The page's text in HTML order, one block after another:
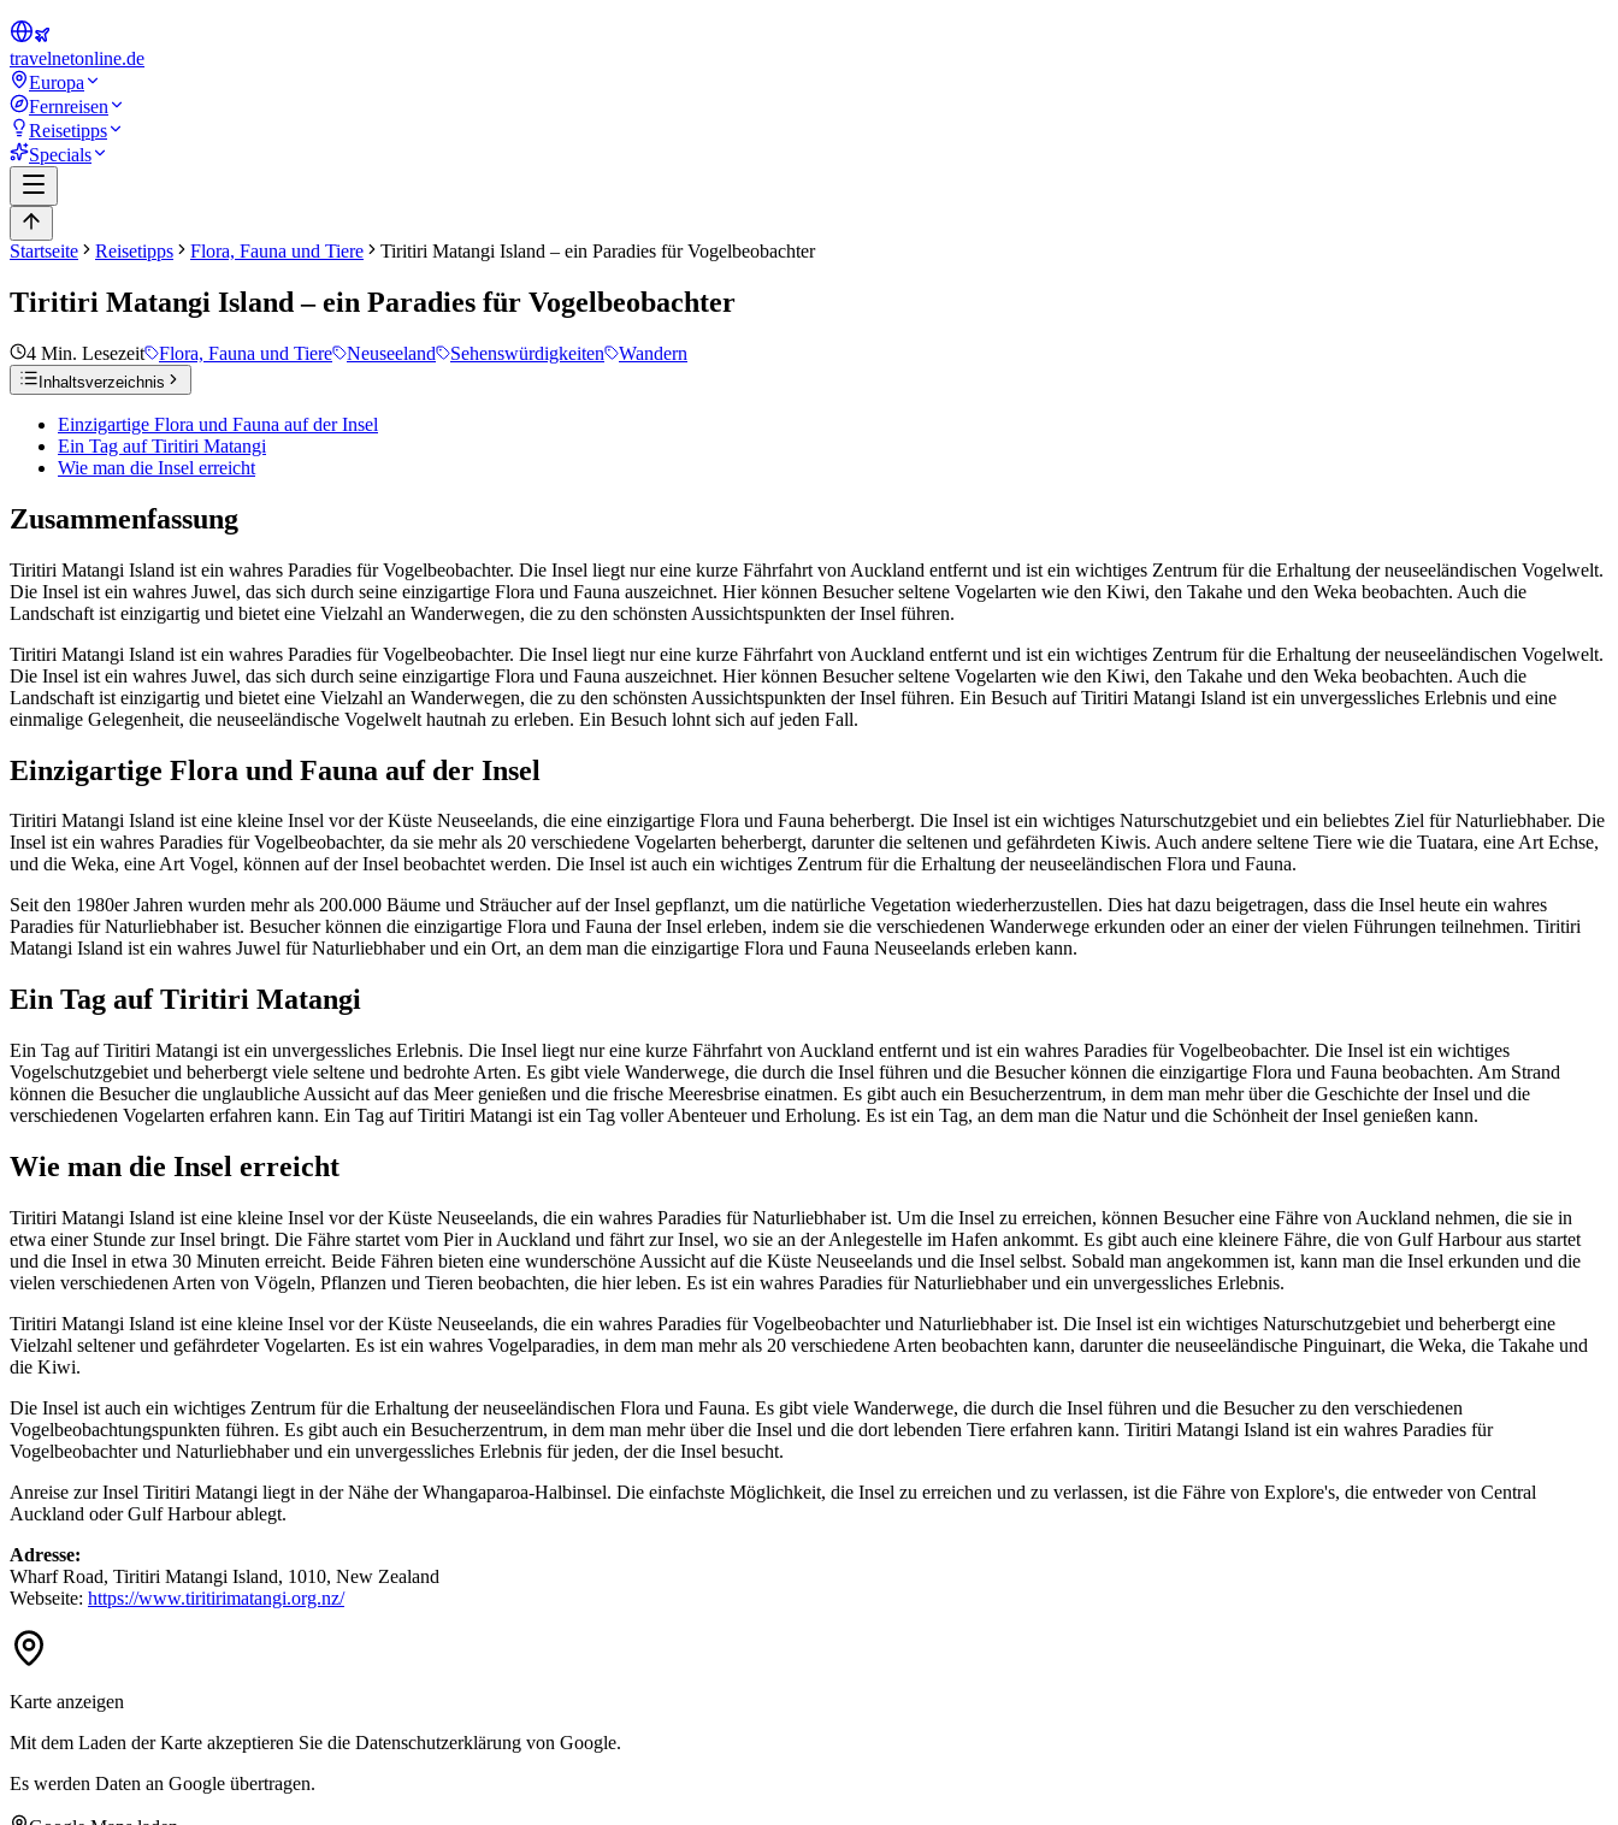
travelnetonline.de
Europa
Fernreisen
Reisetipps
Specials
Startseite Reisetipps Flora, Fauna und Tiere Tiritiri Matangi Island – ein Paradies für Vogelbeobachter
Tiritiri Matangi Island – ein Paradies für Vogelbeobachter
4 Min. Lesezeit Flora, Fauna und Tiere Neuseeland Sehenswürdigkeiten Wandern
Inhaltsverzeichnis
Einzigartige Flora und Fauna auf der Insel
Ein Tag auf Tiritiri Matangi
Wie man die Insel erreicht
Zusammenfassung
Tiritiri Matangi Island ist ein wahres Paradies für Vogelbeobachter. Die Insel liegt nur eine kurze Fährfahrt von Auckland entfernt und ist ein wichtiges Zentrum für die Erhaltung der neuseeländischen Vogelwelt.
Die Insel ist ein wahres Juwel, das sich durch seine einzigartige Flora und Fauna auszeichnet. Hier können Besucher seltene Vogelarten wie den Kiwi, den Takahe und den Weka beobachten. Auch die
Landschaft ist einzigartig und bietet eine Vielzahl an Wanderwegen, die zu den schönsten Aussichtspunkten der Insel führen.
Tiritiri Matangi Island ist ein wahres Paradies für Vogelbeobachter. Die Insel liegt nur eine kurze Fährfahrt von Auckland entfernt und ist ein wichtiges Zentrum für die Erhaltung der neuseeländischen Vogelwelt.
Die Insel ist ein wahres Juwel, das sich durch seine einzigartige Flora und Fauna auszeichnet. Hier können Besucher seltene Vogelarten wie den Kiwi, den Takahe und den Weka beobachten. Auch die
Landschaft ist einzigartig und bietet eine Vielzahl an Wanderwegen, die zu den schönsten Aussichtspunkten der Insel führen. Ein Besuch auf Tiritiri Matangi Island ist ein unvergessliches Erlebnis und eine
einmalige Gelegenheit, die neuseeländische Vogelwelt hautnah zu erleben. Ein Besuch lohnt sich auf jeden Fall.
Einzigartige Flora und Fauna auf der Insel
Tiritiri Matangi Island ist eine kleine Insel vor der Küste Neuseelands, die eine einzigartige Flora und Fauna beherbergt. Die Insel ist ein wichtiges Naturschutzgebiet und ein beliebtes Ziel für Naturliebhaber. Die
Insel ist ein wahres Paradies für Vogelbeobachter, da sie mehr als 20 verschiedene Vogelarten beherbergt, darunter die seltenen und gefährdeten Kiwis. Auch andere seltene Tiere wie die Tuatara, eine Art Echse,
und die Weka, eine Art Vogel, können auf der Insel beobachtet werden. Die Insel ist auch ein wichtiges Zentrum für die Erhaltung der neuseeländischen Flora und Fauna.
Seit den 1980er Jahren wurden mehr als 200.000 Bäume und Sträucher auf der Insel gepflanzt, um die natürliche Vegetation wiederherzustellen. Dies hat dazu beigetragen, dass die Insel heute ein wahres
Paradies für Naturliebhaber ist. Besucher können die einzigartige Flora und Fauna der Insel erleben, indem sie die verschiedenen Wanderwege erkunden oder an einer der vielen Führungen teilnehmen. Tiritiri
Matangi Island ist ein wahres Juwel für Naturliebhaber und ein Ort, an dem man die einzigartige Flora und Fauna Neuseelands erleben kann.
Ein Tag auf Tiritiri Matangi
Ein Tag auf Tiritiri Matangi ist ein unvergessliches Erlebnis. Die Insel liegt nur eine kurze Fährfahrt von Auckland entfernt und ist ein wahres Paradies für Vogelbeobachter. Die Insel ist ein wichtiges
Vogelschutzgebiet und beherbergt viele seltene und bedrohte Arten. Es gibt viele Wanderwege, die durch die Insel führen und die Besucher können die einzigartige Flora und Fauna beobachten. Am Strand
können die Besucher die unglaubliche Aussicht auf das Meer genießen und die frische Meeresbrise einatmen. Es gibt auch ein Besucherzentrum, in dem man mehr über die Geschichte der Insel und die
verschiedenen Vogelarten erfahren kann. Ein Tag auf Tiritiri Matangi ist ein Tag voller Abenteuer und Erholung. Es ist ein Tag, an dem man die Natur und die Schönheit der Insel genießen kann.
Wie man die Insel erreicht
Tiritiri Matangi Island ist eine kleine Insel vor der Küste Neuseelands, die ein wahres Paradies für Naturliebhaber ist. Um die Insel zu erreichen, können Besucher eine Fähre von Auckland nehmen, die sie in
etwa einer Stunde zur Insel bringt. Die Fähre startet vom Pier in Auckland und fährt zur Insel, wo sie an der Anlegestelle im Hafen ankommt. Es gibt auch eine kleinere Fähre, die von Gulf Harbour aus startet
und die Insel in etwa 30 Minuten erreicht. Beide Fähren bieten eine wunderschöne Aussicht auf die Küste Neuseelands und die Insel selbst. Sobald man angekommen ist, kann man die Insel erkunden und die
vielen verschiedenen Arten von Vögeln, Pflanzen und Tieren beobachten, die hier leben. Es ist ein wahres Paradies für Naturliebhaber und ein unvergessliches Erlebnis.
Tiritiri Matangi Island ist eine kleine Insel vor der Küste Neuseelands, die ein wahres Paradies für Vogelbeobachter und Naturliebhaber ist. Die Insel ist ein wichtiges Naturschutzgebiet und beherbergt eine
Vielzahl seltener und gefährdeter Vogelarten. Es ist ein wahres Vogelparadies, in dem man mehr als 20 verschiedene Arten beobachten kann, darunter die neuseeländische Pinguinart, die Weka, die Takahe und
die Kiwi.
Die Insel ist auch ein wichtiges Zentrum für die Erhaltung der neuseeländischen Flora und Fauna. Es gibt viele Wanderwege, die durch die Insel führen und die Besucher zu den verschiedenen
Vogelbeobachtungspunkten führen. Es gibt auch ein Besucherzentrum, in dem man mehr über die Insel und die dort lebenden Tiere erfahren kann. Tiritiri Matangi Island ist ein wahres Paradies für
Vogelbeobachter und Naturliebhaber und ein unvergessliches Erlebnis für jeden, der die Insel besucht.
Anreise zur Insel Tiritiri Matangi liegt in der Nähe der Whangaparoa-Halbinsel. Die einfachste Möglichkeit, die Insel zu erreichen und zu verlassen, ist die Fähre von Explore's, die entweder von Central
Auckland oder Gulf Harbour ablegt.
Adresse:
Wharf Road, Tiritiri Matangi Island, 1010, New Zealand
Webseite: https://www.tiritirimatangi.org.nz/
Karte anzeigen
Mit dem Laden der Karte akzeptieren Sie die Datenschutzerklärung von Google.
Es werden Daten an Google übertragen.